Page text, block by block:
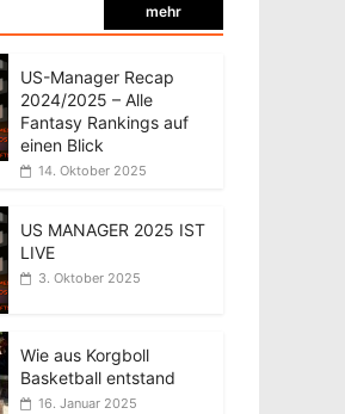
mehr
US-Manager Recap
2024/2025 – Alle
Fantasy Rankings auf
einen Blick
14. Oktober 2025
US MANAGER 2025 IST
LIVE
3. Oktober 2025
Wie aus Korgboll
Basketball entstand
16. Januar 2025